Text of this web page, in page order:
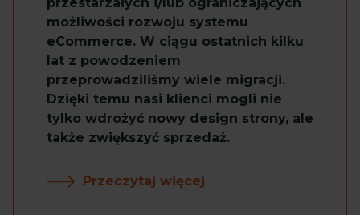
możliwości rozwoju systemu
eCommerce. W ciągu ostatnich kilku
lat z powodzeniem
przeprowadziliśmy wiele migracji.
Dzięki temu nasi klienci mogli nie
tylko wdrożyć nowy design strony, ale
także zwiększyć sprzedaż.
Przeczytaj więcej